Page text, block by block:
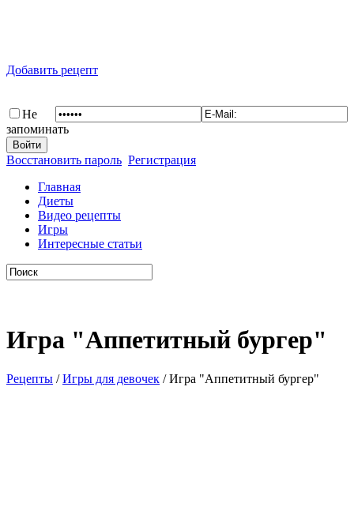
Добавить рецепт
Не
запоминать
Восстановить пароль Регистрация
Главная
Диеты
Видео рецепты
Игры
Интересные статьи
Игра "Аппетитный бургер"
Рецепты /Игры для девочек / Игра "Аппетитный бургер"